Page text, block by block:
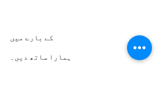
کے بارے میں
ہمارا ساتھ دیں۔